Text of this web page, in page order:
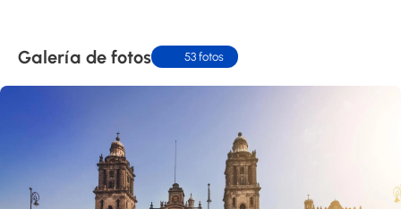
Galería de fotos 53 fotos